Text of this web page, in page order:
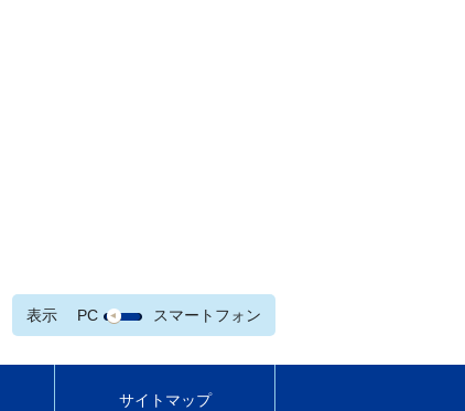
表示 PC スマートフォン
サイトマップ